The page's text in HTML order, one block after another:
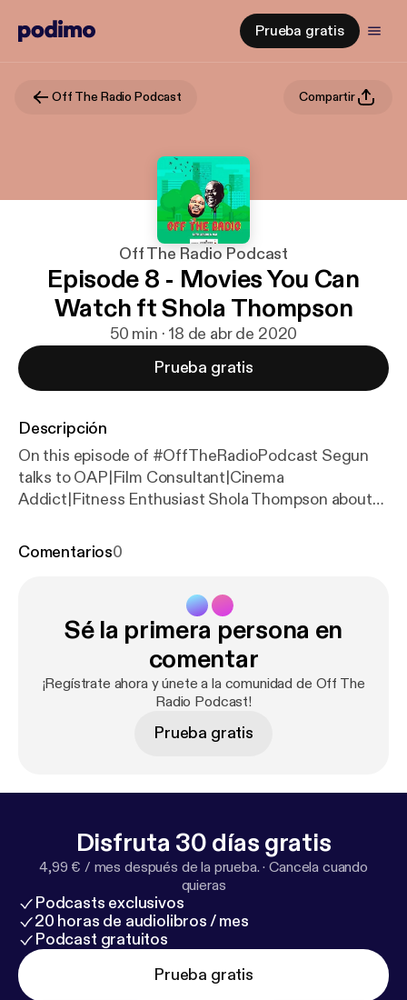
Prueba gratis
Off The Radio Podcast Compartir
Off The Radio Podcast
Episode 8 - Movies You Can
Watch ft Shola Thompson
50 min · 18 de abr de 2020
Prueba gratis
Descripción
On this episode of #OffTheRadioPodcast Segun
talks to OAP|Film Consultant|Cinema
Addict|Fitness Enthusiast Shola Thompson about
you can binge on
Comentarios0
Sé la primera persona en
comentar
¡Regístrate ahora y únete a la comunidad de Off The
Radio Podcast!
Prueba gratis
Disfruta 30 días gratis
4,99 € / mes después de la prueba. ·Cancela cuando
quieras
Podcasts exclusivos
20 horas de audiolibros / mes
Podcast gratuitos
Prueba gratis